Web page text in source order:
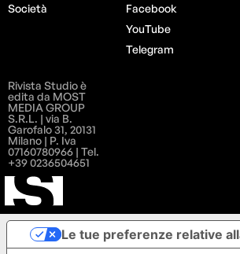
Società
Facebook
YouTube
Telegram
Rivista Studio è
edita da MOST
MEDIA GROUP
S.R.L. | via B.
Garofalo 31, 20131
Milano | P. Iva
07160780966 | Tel.
+39 0236504651
Le tue preferenze relative